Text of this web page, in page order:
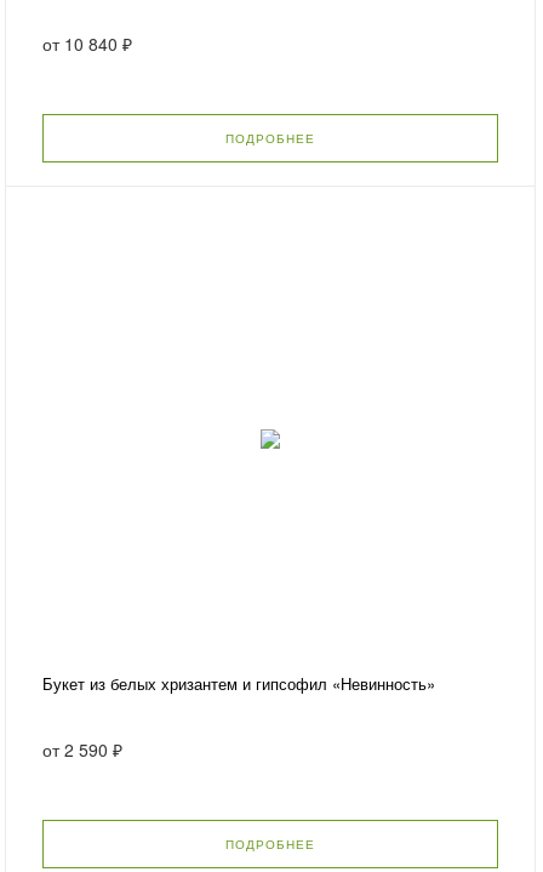
от 10 840 ₽
ПОДРОБНЕЕ
Букет из белых хризантем и гипсофил «Невинность»
от2 590 ₽
ПОДРОБНЕЕ